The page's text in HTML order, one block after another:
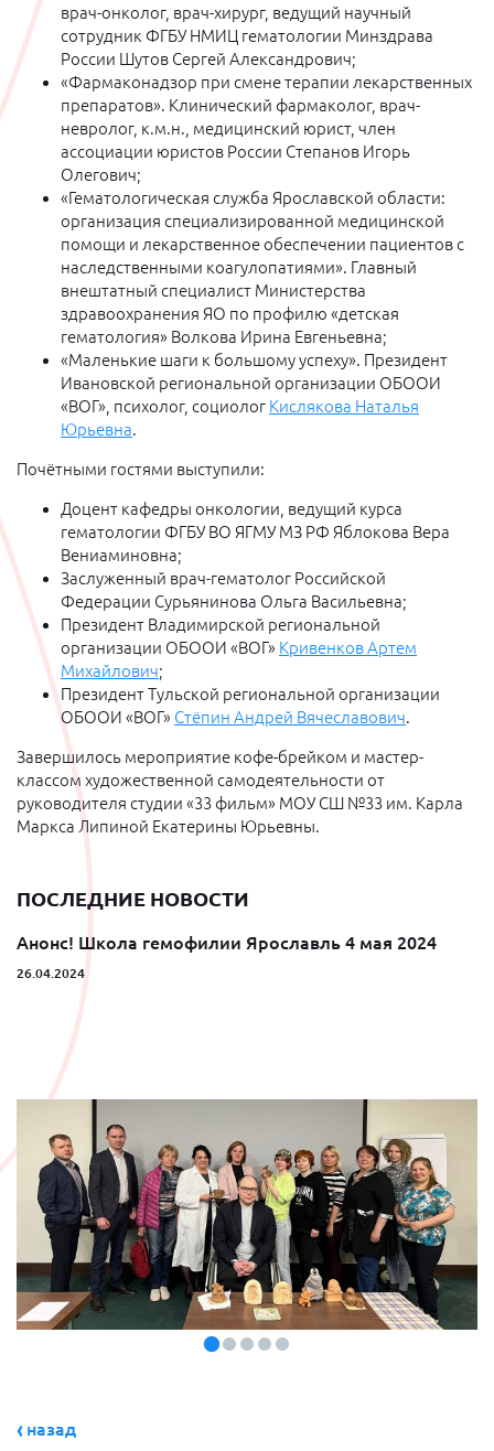
врач-онколог, врач-хирург, ведущий научный
сотрудник ФГБУ НМИЦ гематологии Минздрава
России Шутов Сергей Александрович;
«Фармаконадзор при смене терапии лекарственных
препаратов». Клинический фармаколог, врач-
невролог, к.м.н., медицинский юрист, член
ассоциации юристов России Степанов Игорь
Олегович;
«Гематологическая служба Ярославской области:
организация специализированной медицинской
помощи и лекарственное обеспечении пациентов с
наследственными коагулопатиями». Главный
внештатный специалист Министерства
здравоохранения ЯО по профилю «детская
гематология» Волкова Ирина Евгеньевна;
«Маленькие шаги к большому успеху». Президент
Ивановской региональной организации ОБООИ
«ВОГ», психолог, социолог Кислякова Наталья
Юрьевна.
Почётными гостями выступили:
Доцент кафедры онкологии, ведущий курса
гематологии ФГБУ ВО ЯГМУ МЗ РФ Яблокова Вера
Вениаминовна;
Заслуженный врач-гематолог Российской
Федерации Сурьянинова Ольга Васильевна;
Президент Владимирской региональной
организации ОБООИ «ВОГ» Кривенков Артем
Михайлович;
Президент Тульской региональной организации
ОБООИ «ВОГ» Стёпин Андрей Вячеславович.
Завершилось мероприятие кофе-брейком и мастер-
классом художественной самодеятельности от
руководителя студии «33 фильм» МОУ СШ №33 им. Карла
Маркса Липиной Екатерины Юрьевны.
ПОСЛЕДНИЕ НОВОСТИ
Анонс! Школа гемофилии Ярославль 4 мая 2024
26.04.2024
назад